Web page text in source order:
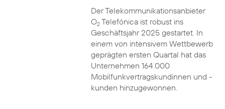
Der Telekommunikationsanbieter
O2Telefónica ist robust ins
Geschäftsjahr 2025 gestartet. In
einem von intensivem Wettbewerb
geprägten ersten Quartal hat das
Unternehmen 164.000
Mobilfunkvertragskundinnen und -
kunden hinzugewonnen.